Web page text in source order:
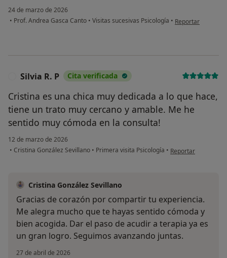
24 de marzo de 2026
• Prof. Andrea Gasca Canto • Visitas sucesivas Psicología • en opinión del
Reportar
Silvia R. P Cita verificada
Cristina es una chica muy dedicada a lo que hace,
tiene un trato muy cercano y amable. Me he
sentido muy cómoda en la consulta!
12 de marzo de 2026
• Cristina González Sevillano • Primera visita Psicología • en opinión del
Reportar
Cristina González Sevillano
Gracias de corazón por compartir tu experiencia.
Me alegra mucho que te hayas sentido cómoda y
bien acogida. Dar el paso de acudir a terapia ya es
un gran logro. Seguimos avanzando juntas.
27 de abril de 2026